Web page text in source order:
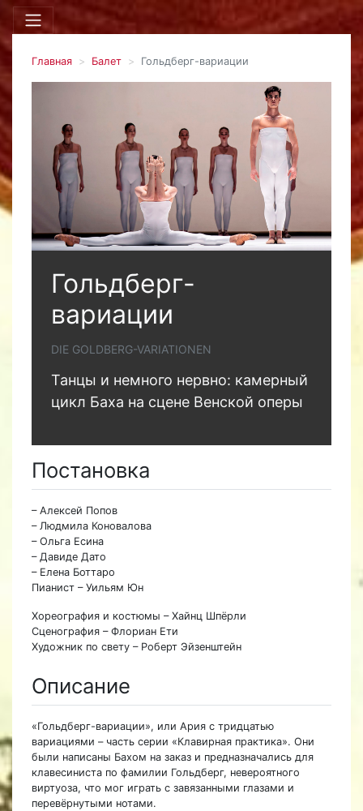
Главная Балет Гольдберг-вариации
Гольдберг-
вариации
DIE GOLDBERG-VARIATIONEN
Танцы и немного нервно: камерный
цикл Баха на сцене Венской оперы
Постановка
– Алексей Попов
– Людмила Коновалова
– Ольга Есина
– Давиде Дато
– Елена Боттаро
Пианист – Уильям Юн
Хореография и костюмы – Хайнц Шпёрли
Сценография – Флориан Ети
Художник по свету – Роберт Эйзенштейн
Описание
«Гольдберг-вариации», или Ария с тридцатью
вариациями – часть серии «Клавирная практика». Они
были написаны Бахом на заказ и предназначались для
клавесиниста по фамилии Гольдберг, невероятного
виртуоза, что мог играть с завязанными глазами и
перевёрнутыми нотами.